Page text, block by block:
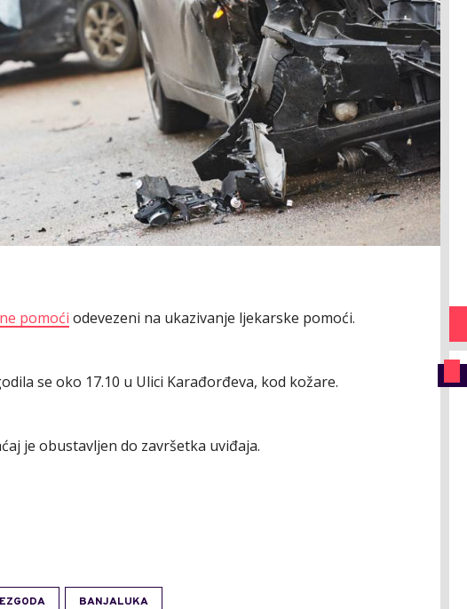
pomoći odevezeni na ukazivanje ljekarske pomoći.
se oko 17.10 u Ulici Karađorđeva, kod kožare.
je obustavljen do završetka uviđaja.
BANJALUKA